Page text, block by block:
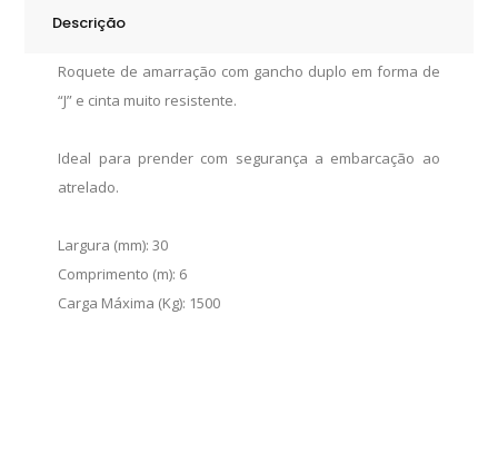
Descrição
Roquete de amarração com gancho duplo em forma de
“J” e cinta muito resistente.
Ideal para prender com segurança a embarcação ao
atrelado.
Largura (mm): 30
Comprimento (m): 6
Carga Máxima (Kg): 1500